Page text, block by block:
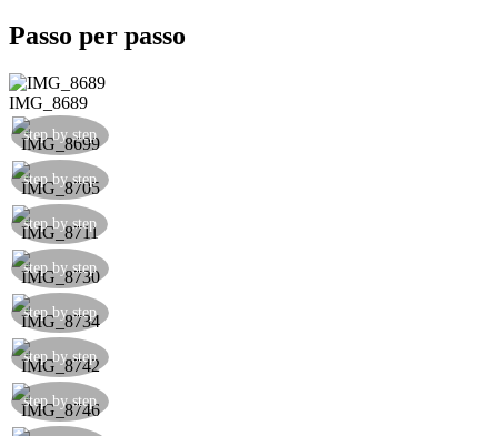
Passo per passo
IMG_8689
step by step
step by step
step by step
step by step
step by step
step by step
step by step